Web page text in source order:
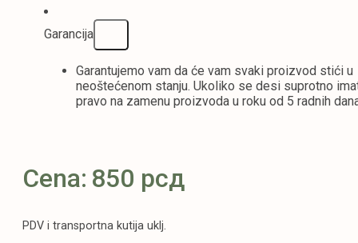
Garancija
Garantujemo vam da će vam svaki proizvod stići u
neoštećenom stanju. Ukoliko se desi suprotno
pravo na zamenu proizvoda u roku od 5 radnih
Cena: 850 рсд
PDV i transportna kutija uklj.